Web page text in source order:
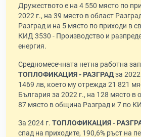
Дружеството е на 4 550 място по
2022 г., на 39 място в област
Разград и на 5 място по приходи в
КИД 3530 - Производство и
енергия.
Средномесечната нетна работна
ТОПЛОФИКАЦИЯ - РАЗГРАДза 2022
1469 лв, което му отрежда 21 821
България за 2022 г., на 128 място в
87 място в община Разград и 7 по
За 2024 г. ТОПЛОФИКАЦИЯ -
спад на приходите, 190,6% ръст на